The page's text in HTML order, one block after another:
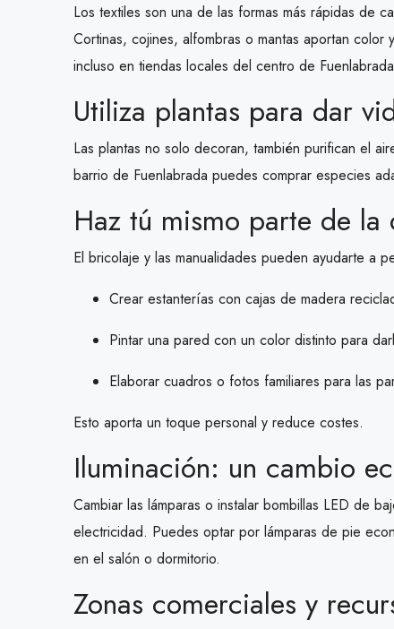
Los textiles son una de las formas más rápidas de
Cortinas, cojines, alfombras o mantas aportan
incluso en tiendas locales del centro de
Utiliza plantas para dar
Las plantas no solo decoran, también purifican el
barrio de Fuenlabrada puedes comprar especies
Haz tú mismo parte de la
El bricolaje y las manualidades pueden ayudarte a
Crear estanterías con cajas de madera
Pintar una pared con un color distinto para
Elaborar cuadros o fotos familiares para las
Esto aporta un toque personal y reduce costes.
Iluminación: un cambio
Cambiar las lámparas o instalar bombillas LED de
electricidad. Puedes optar por lámparas de pie
en el salón o dormitorio.
Zonas comerciales y